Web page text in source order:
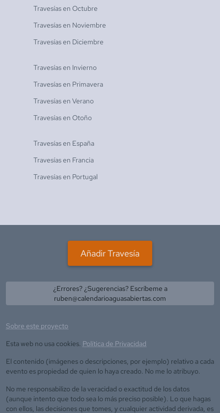
Travesías en Octubre
Travesías en Noviembre
Travesías en Diciembre
Travesías en Invierno
Travesías en Primavera
Travesías en Verano
Travesías en Otoño
Travesías en España
Travesías en Francia
Travesías en Portugal
Añadir Travesía
¿Errores? ¿Sugerencias? Escríbeme a
ruben@calendarioaguasabiertas.com
Sobre este proyecto
Esta web no usa cookies. Política de Privacidad
El contenido (imágenes o descripciones, por ejemplo) relativo a cada
evento es propiedad de quien lo haya creado. No me lo atribuyo.
No me responsabilizo de la veracidad o exactitud de los datos
(aunque intento que todo sea lo más preciso posible). Lo que hagas
con ellos, las decisiones que tomes, y cualquier actividad derivada, es